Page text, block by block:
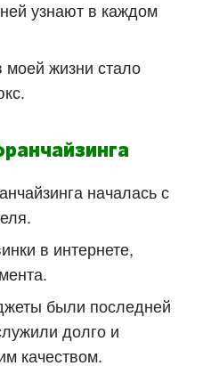
узнают в каждом
моей жизни стало
началась с
в интернете,
были последней
долго и
качеством.